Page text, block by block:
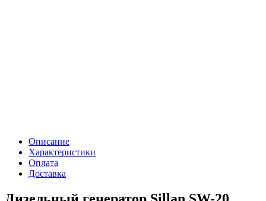
Описание
Характеристики
Оплата
Доставка